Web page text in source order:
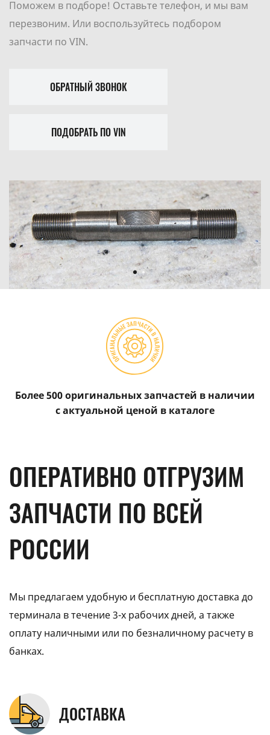
Поможем в подборе! Оставьте телефон, и мы вам
перезвоним. Или воспользуйтесь подбором
запчасти по VIN.
ОБРАТНЫЙ ЗВОНОК
ПОДОБРАТЬ ПО VIN
Более 500 оригинальных запчастей в наличии
с актуальной ценой в каталоге
ОПЕРАТИВНО ОТГРУЗИМ
ЗАПЧАСТИ ПО ВСЕЙ
РОССИИ
Мы предлагаем удобную и бесплатную доставка до
терминала в течение 3-х рабочих дней, а также
оплату наличными или по безналичному расчету в
банках.
ДОСТАВКА